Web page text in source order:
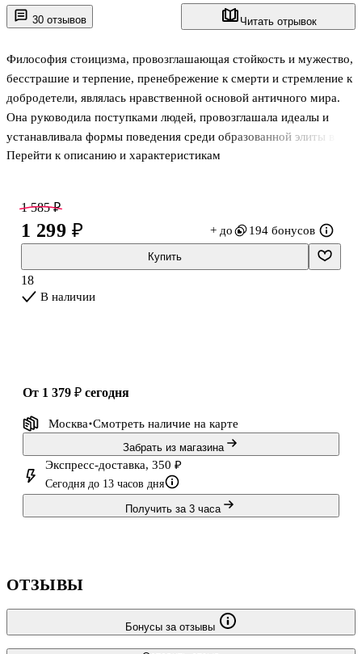
30 отзывов Читать отрывок
Философия стоицизма, провозглашающая стойкость и мужество,
бесстрашие и терпение, пренебрежение к смерти и стремление к
добродетели, являлась нравственной основой античного мира.
Она руководила поступками людей, провозглашала идеалы и
устанавливала формы поведения среди образованной элиты в
Греции и Риме вплоть до III века нашей эры. Невозможно понять
проявления человеческой жизни, по-прежнему способны
вдохновлять, убеждать и влиять на образ мыслей современного
В настоящее издание вошли основные работы главных
представителей римского стоицизма: Луция Аннея Сенеки, Эпик
Перейти к описанию и характеристикам
1 585 ₽
1 299 ₽ + до 194 бонусов
Купить
18
В наличии
от 1 379 ₽ сегодня
Москва Смотреть наличие на карте
Забрать из магазина
Экспресс-доставка, 350 ₽
Сегодня до 13 часов дня
Получить за 3 часа
ОТЗЫВЫ
Бонусы за отзывы